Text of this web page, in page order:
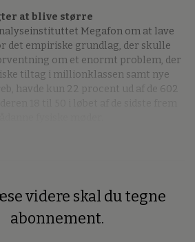
at blive større
Megafon om at lave
det empiriske grundlag, der skulle
om et enormt problem, der
tiltag i millionklassen samt nye
havde kun 22 procent ud af de 602
videre skal du tegne
abonnement.